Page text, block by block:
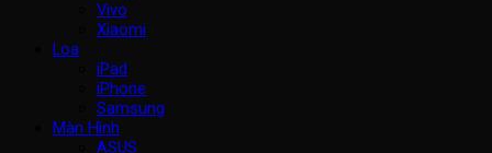
Vivo
Xiaomi
Loa
iPad
iPhone
Samsung
Màn Hình
ASUS